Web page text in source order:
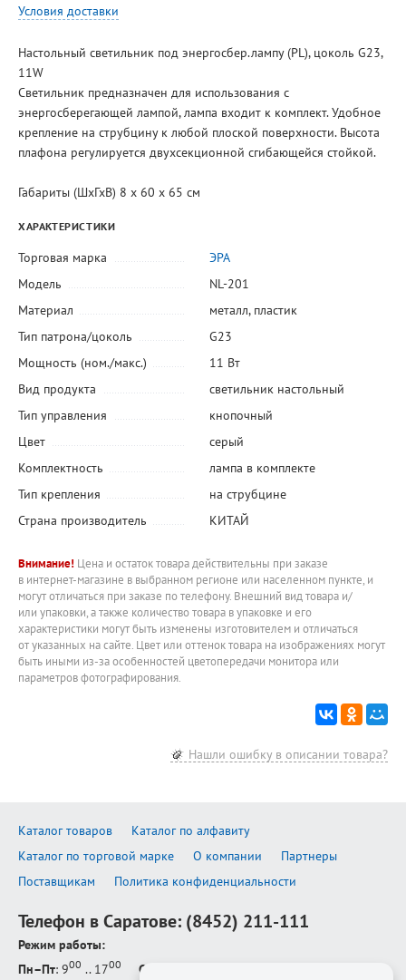
Условия доставки
Настольный светильник под энергосбер.лампу (PL), цоколь G23,
11W
Светильник предназначен для использования с
энергосберегающей лампой, лампа входит к комплект. Удобное
крепление на струбцину к любой плоской поверхности. Высота
плафона регулируется двухсекционной сгибающейся стойкой.
Габариты (ШхГхВ) 8 х 60 х 65 см
ХАРАКТЕРИСТИКИ
Торговая марка
ЭРА
Модель
NL-201
Материал
металл, пластик
Тип патрона/цоколь
G23
Мощность (ном./макс.)
11 Вт
Вид продукта
светильник настольный
Тип управления
кнопочный
Цвет
серый
Комплектность
лампа в комплекте
Тип крепления
на струбцине
Страна производитель
КИТАЙ
Внимание! Цена и остаток товара действительны при заказе
в интернет-магазине в выбранном регионе или населенном пункте, и
могут отличаться при заказе по телефону. Внешний вид товара и/
или упаковки, а также количество товара в упаковке и его
характеристики могут быть изменены изготовителем и отличаться
от указанных на сайте. Цвет или оттенок товара на изображениях могут
быть иными из-за особенностей цветопередачи монитора или
параметров фотографирования.
Нашли ошибку в описании товара?
Каталог товаров
Каталог по алфавиту
Каталог по торговой марке
О компании
Партнеры
Поставщикам
Политика конфиденциальности
Телефон в Саратове: (8452) 211-111
Режим работы:
Пн–Пт: 900 .. 1700 Сб–Вс